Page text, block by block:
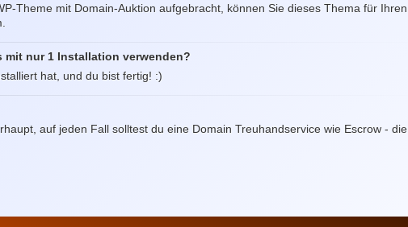
Theme mit Domain-Auktion aufgebracht, können Sie dieses Thema für Ihren
mit nur 1 Installation verwenden?
hat, und du bist fertig! :)
auf jeden Fall solltest du eine Domain Treuhandservice wie Escrow - die